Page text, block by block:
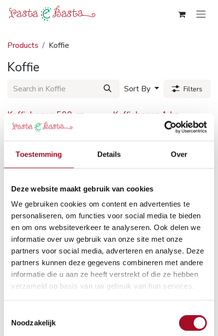
Toestemming Details Over
Deze website maakt gebruik van cookies
We gebruiken cookies om content en advertenties te
personaliseren, om functies voor social media te bieden
en om ons websiteverkeer te analyseren. Ook delen we
informatie over uw gebruik van onze site met onze
partners voor social media, adverteren en analyse. Deze
partners kunnen deze gegevens combineren met andere
informatie die u aan ze heeft verstrekt of die ze hebben
verzameld op basis van uw gebruik van hun services.
Noodzakelijk
Skip to Content
Products Koffie
Koffie
Sort By Filters
Koffiebonen 500 gr
15.50€
Koffiebonen 1 kg